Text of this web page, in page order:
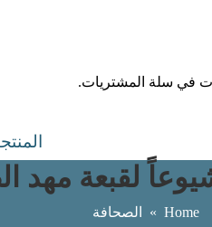
في سلة المشتريات.
شيوعاً لقبعة مهد
Home
» الصحافة